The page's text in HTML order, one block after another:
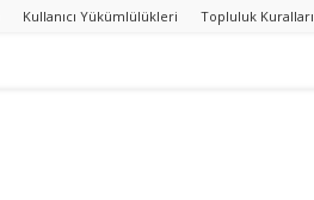
Kullanıcı Yükümlülükleri Topluluk Kuralları